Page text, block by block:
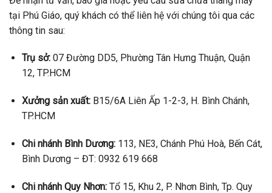
tại Phú Giáo, quý khách có thể liên hệ với chúng tôi qua các
thông tin sau:
Trụ sở:07 Đường DD5, Phường Tân Hưng Thuận, Quận
12, TP.HCM
Xưởng sản xuất:B15/6A Liên Ấp 1-2-3, H. Bình Chánh,
TP.HCM
Chi nhánh Bình Dương:113, NE3, Chánh Phú Hoà, Bến Cát,
Bình Dương – ĐT: 0932 619 668
Chi nhánh Quy Nhơn:Tổ 15, Khu 2, P. Nhơn Bình, Tp. Quy